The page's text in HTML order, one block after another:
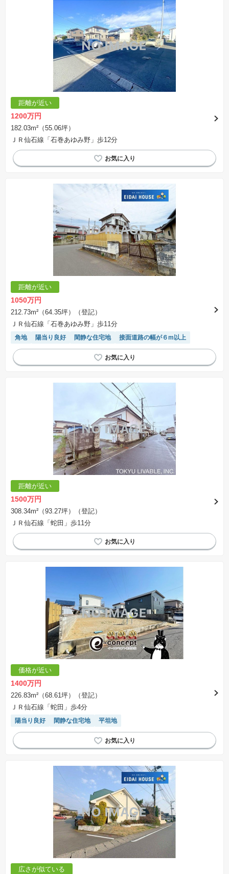
※建築条件土地の情報内に掲載されている、建物プラン例は、土地購入者の設計プランの参考
※土地（建築条件なし）で「建物プラン例」が表記してある時、そのプラン例は特定の建築請
負会社によるもので、当該建築請負会社以外で建てた場合、同様のものが同価格で建てられる
とは限りません。また建築請負会社を特定するものではありません。
※建築条件付き土地とは、その土地に建築する建物の建築請負契約が、一定期間内に成立する
ことを条件として売買される土地のことをいいます。建築請負契約成立に向けて設計プランを
協議するため、土地購入者が自己の希望する建物の設計協議をするために必要な相当の期間の
交渉期間が設定され、その期間内で希望を満たすプランが実現できたかどうかにより結論を出
します。なお、この期間は概ね3ヶ月程度とされています。納得のいくプランが出来ず、建築請
負契約が成立しない場合、土地売買契約は白紙に戻り、土地契約にかかった代金（土地代金、
手付金など）は名目のいかんに関わらず、全て返却されます。
※課税対象物件の「価格」や「費用等」は消費税込みの「総額表示」で統一しています。
※「本体価格」とは、課税対象物件においては「消費税を除いた建物価格」と「土地価格」の
合計額を指します。
表示されておりません。
※取引にかかる費用：物件の契約手続き、決済、引き渡し時にかかる費用を表示しています。
不動産会社によって表記有無が異なるため、ご自身で十分な確認をしていただくようにお願い
いたします。
場合があります。
距離が近い
1200万円
182.03m²（55.06坪）
ＪＲ仙石線「石巻あゆみ野」歩12分
距離が近い
1050万円
212.73m²（64.35坪）（登記）
ＪＲ仙石線「石巻あゆみ野」歩11分
角地 陽当り良好 閑静な住宅地 接面道路の幅が６m以上
距離が近い
1500万円
308.34m²（93.27坪）（登記）
ＪＲ仙石線「蛇田」歩11分
価格が近い
1400万円
226.83m²（68.61坪）（登記）
ＪＲ仙石線「蛇田」歩4分
陽当り良好 閑静な住宅地 平坦地
広さが似ている